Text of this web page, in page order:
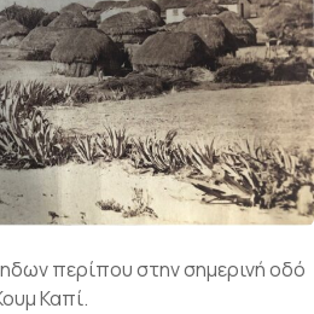
περίπου στην σημερινή οδό
Καπί.